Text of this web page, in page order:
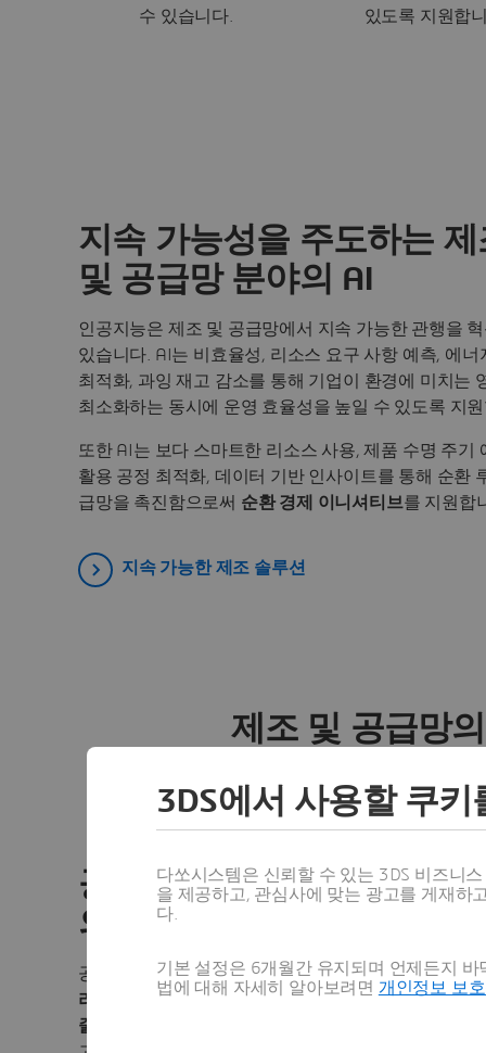
수 있습니다.
있도록 지원합
지속 가능성을 주도하는 제
및 공급망 분야의 AI
인공지능은 제조 및 공급망에서 지속 가능한 관행을
있습니다. AI는 비효율성, 리소스 요구 사항 예측, 에너
최적화, 과잉 재고 감소를 통해 기업이 환경에 미치는
최소화하는 동시에 운영 효율성을 높일 수 있도록 지원
또한 AI는 보다 스마트한 리소스 사용, 제품 수명 주기
활용 공정 최적화, 데이터 기반 인사이트를 통해 순환
급망을 촉진함으로써 순환 경제 이니셔티브를 지원합
지속 가능한 제조 솔루션
제조 및 공급망
공급망 계획 및
공급망 계획 및 스케줄링
의 AI
공급망 관리에서 인공지능은 방대한데이터 세트를 처
리소스 할당을 최적화하고 수요 예측을 강화하며 원활
줄링을 지원
3DS에서 사용할 쿠
다쏘시스템은 신뢰할 수 있는 3DS 비즈니
을 제공하고, 관심사에 맞는 광고를 게재하
다.
기본 설정은 6개월간 유지되며 언제든지
법에 대해 자세히 알아보려면 개인정보 보